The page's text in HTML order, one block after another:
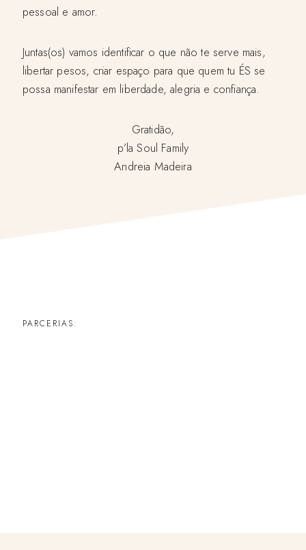
pessoal e amor.
Juntas(os) vamos identificar o que não te serve mais,
libertar pesos, criar espaço para que quem tu ÉS se
possa manifestar em liberdade, alegria e confiança.
Gratidão,
p’la Soul Family
Andreia Madeira
PARCERIAS: